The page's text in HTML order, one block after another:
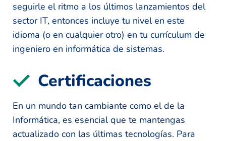
seguirle el ritmo a los últimos lanzamientos del
sector IT, entonces incluye tu nivel en este
idioma (o en cualquier otro) en tu currículum de
ingeniero en informática de sistemas.
Certificaciones
En un mundo tan cambiante como el de la
Informática, es esencial que te mantengas
actualizado con las últimas tecnologías. Para